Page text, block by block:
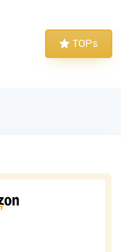
TOPs